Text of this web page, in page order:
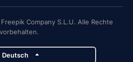
Company S.L.U. Alle Rechte
vorbehalten.
Deutsch